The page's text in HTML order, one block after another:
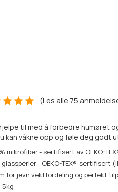
(Les alle 75
til med å forbedre humøret
kan våkne opp og føle deg godt
mikrofiber-sertifisert av OEKO-
glassperler - OEKO-TEX®-sertifisert
for jevn vektfordeling og perfekt
5kg